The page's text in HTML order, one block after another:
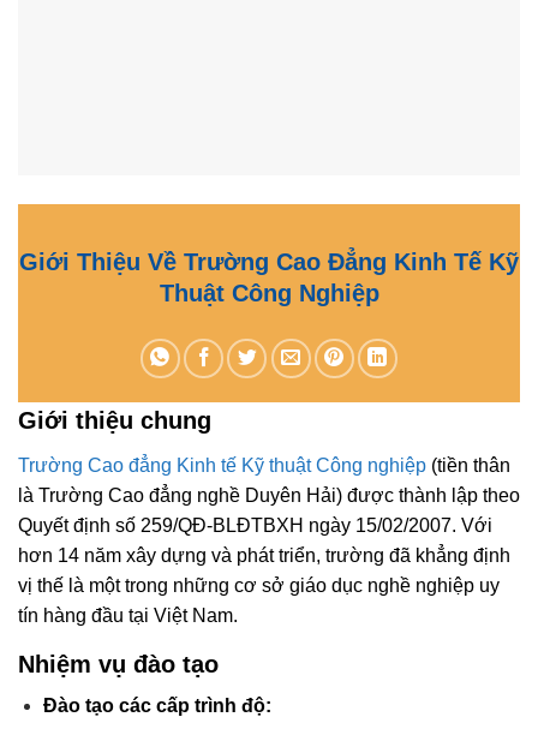
Giới Thiệu Về Trường Cao Đẳng Kinh Tế Kỹ
Thuật Công Nghiệp
Giới thiệu chung
Trường Cao đẳng Kinh tế Kỹ thuật Công nghiệp (tiền thân
là Trường Cao đẳng nghề Duyên Hải) được thành lập theo
Quyết định số 259/QĐ-BLĐTBXH ngày 15/02/2007. Với
hơn 14 năm xây dựng và phát triển, trường đã khẳng định
vị thế là một trong những cơ sở giáo dục nghề nghiệp uy
tín hàng đầu tại Việt Nam.
Nhiệm vụ đào tạo
Đào tạo các cấp trình độ: